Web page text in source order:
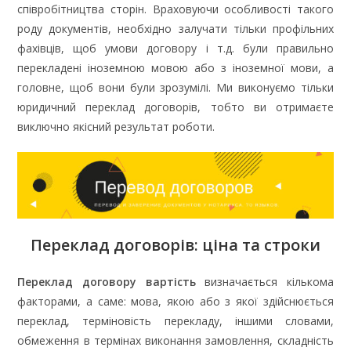
співробітництва сторін. Враховуючи особливості такого
роду документів, необхідно залучати тільки профільних
фахівців, щоб умови договору і т.д. були правильно
перекладені іноземною мовою або з іноземної мови, а
головне, щоб вони були зрозумілі. Ми виконуємо тільки
юридичний переклад договорів, тобто ви отримаєте
виключно якісний результат роботи.
Переклад договорів: ціна та строки
Переклад договору вартістьвизначається кількома
факторами, а саме: мова, якою або з якої здійснюється
переклад, терміновість перекладу, іншими словами,
обмеження в термінах виконання замовлення, складність